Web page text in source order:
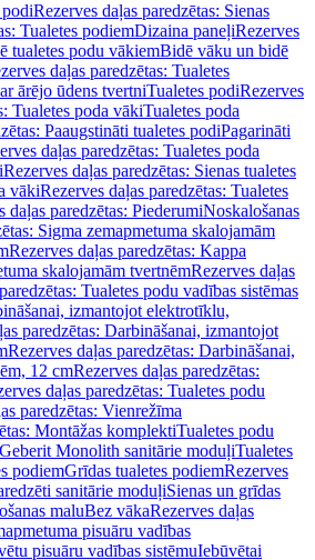
podiRezerves daļas paredzētas: Sienas
Tualetes podiemDizaina paneļiRezerves
tualetes podu vākiemBidē vāku un bidē
daļas paredzētas: Tualetes
ārējo ūdens tvertniTualetes podiRezerves
Tualetes poda vākiTualetes poda
Paaugstināti tualetes podiPagarināti
daļas paredzētas: Tualetes poda
Rezerves daļas paredzētas: Sienas tualetes
vākiRezerves daļas paredzētas: Tualetes
daļas paredzētas: PiederumiNoskalošanas
Sigma zemapmetuma skalojamām
Rezerves daļas paredzētas: Kappa
skalojamām tvertnēmRezerves daļas
Tualetes podu vadības sistēmas
izmantojot elektrotīklu,
paredzētas: Darbināšanai, izmantojot
Rezerves daļas paredzētas: Darbināšanai,
12 cmRezerves daļas paredzētas:
daļas paredzētas: Tualetes podu
paredzētas: Vienrežīma
Montāžas komplektiTualetes podu
Geberit Monolith sanitārie moduļiTualetes
podiemGrīdas tualetes podiemRezerves
sanitārie moduļiSienas un grīdas
maluBez vākaRezerves daļas
pisuāru vadības
pisuāru vadības sistēmuIebūvētai